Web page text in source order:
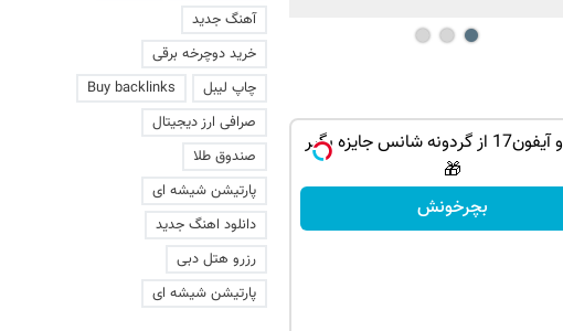
PS5 و آیفون17 از گردونه شانس جایزه بگیر
🎁
بچرخونش
آهنگ جدید
خرید دوچرخه برقی
چاپ لیبل
Buy backlinks
صرافی ارز دیجیتال
صندوق طلا
پارتیشن شیشه ای
دانلود اهنگ جدید
رزرو هتل دبی
پارتیشن شیشه ای